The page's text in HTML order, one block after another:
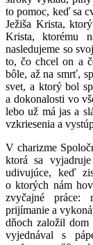
to pomoc, keď sa
Ježiša Krista,
Krista, ktorému
nasledujeme so
to, čo chcel on a
bôle, až na smrť,
svet, a ktorý bol
a dokonalosti vo
lebo už má jas a
vzkriesenia a
V charizme
ktorá sa
udivujúce, keď
o ktorých nám
zvyčajné práce:
prijímanie a
dňoch založil
vyjednával s